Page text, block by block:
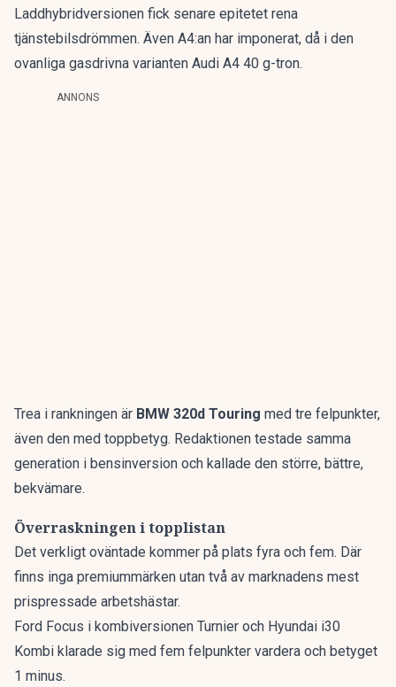
Laddhybridversionen fick senare epitetet rena
tjänstebilsdrömmen. Även A4:an har imponerat, då i den
ovanliga gasdrivna varianten Audi A4 40 g-tron.
ANNONS
Trea i rankningen är BMW 320d Touring med tre felpunkter,
även den med toppbetyg. Redaktionen testade samma
generation i bensinversion och kallade den större, bättre,
bekvämare.
Överraskningen i topplistan
Det verkligt oväntade kommer på plats fyra och fem. Där
finns inga premiummärken utan två av marknadens mest
prispressade arbetshästar.
Ford Focus i kombiversionen Turnier och Hyundai i30
Kombi klarade sig med fem felpunkter vardera och betyget
1 minus.